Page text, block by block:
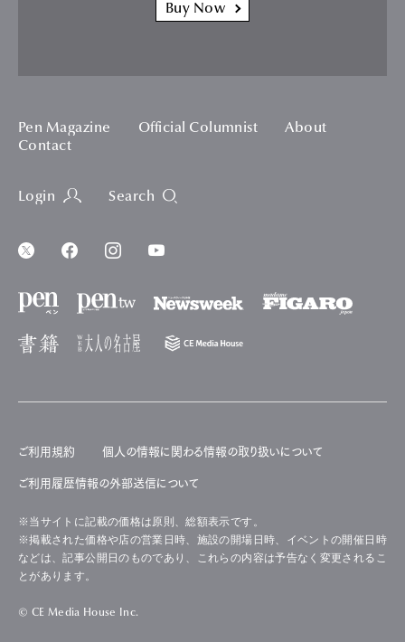
Buy Now
Pen Magazine Official Columnist
About
Contact
Login Search
ご利用規約 個人の情報に関わる情報の取り扱いについて
ご利用履歴情報の外部送信について
※当サイトに記載の価格は原則、総額表示です。
※掲載された価格や店の営業日時、施設の開場日時、イベントの開催日時
などは、記事公開日のものであり、これらの内容は予告なく変更されるこ
とがあります。
© CE Media House Inc.